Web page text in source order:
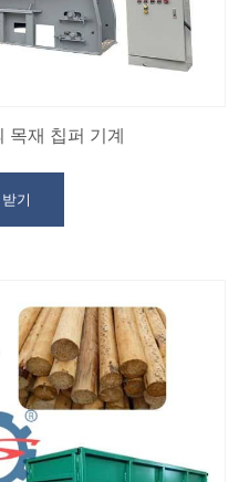
목재 칩퍼 기계
기